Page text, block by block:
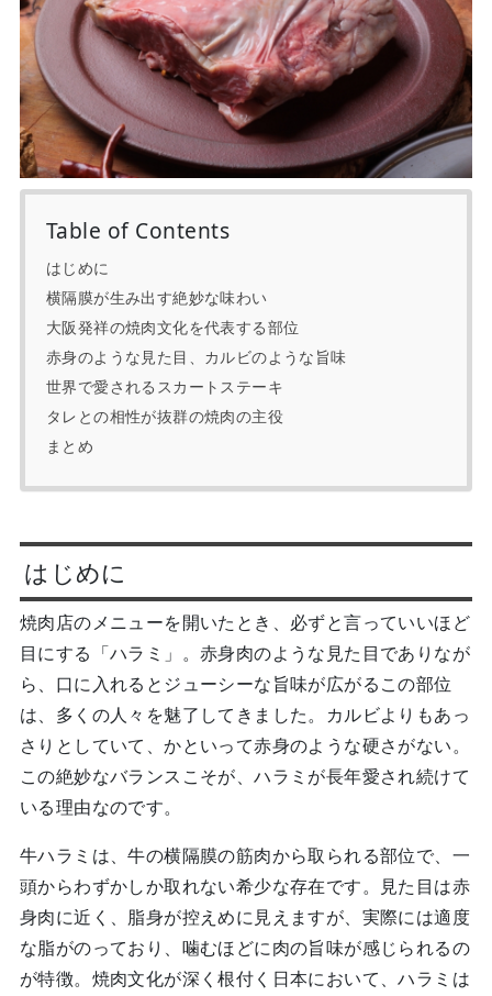
Table of Contents
はじめに
横隔膜が生み出す絶妙な味わい
大阪発祥の焼肉文化を代表する部位
赤身のような見た目、カルビのような旨味
世界で愛されるスカートステーキ
タレとの相性が抜群の焼肉の主役
まとめ
はじめに
焼肉店のメニューを開いたとき、必ずと言っていいほど
目にする「ハラミ」。赤身肉のような見た目でありなが
ら、口に入れるとジューシーな旨味が広がるこの部位
は、多くの人々を魅了してきました。カルビよりもあっ
さりとしていて、かといって赤身のような硬さがない。
この絶妙なバランスこそが、ハラミが長年愛され続けて
いる理由なのです。
牛ハラミは、牛の横隔膜の筋肉から取られる部位で、一
頭からわずかしか取れない希少な存在です。見た目は赤
身肉に近く、脂身が控えめに見えますが、実際には適度
な脂がのっており、噛むほどに肉の旨味が感じられるの
が特徴。焼肉文化が深く根付く日本において、ハラミは